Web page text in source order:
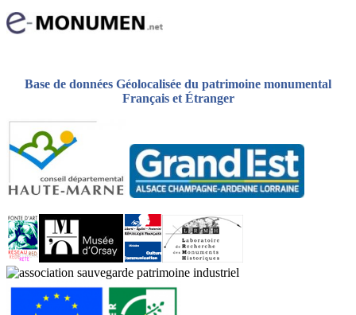
Base de données Géolocalisée du patrimoine monumental
Français et Étranger